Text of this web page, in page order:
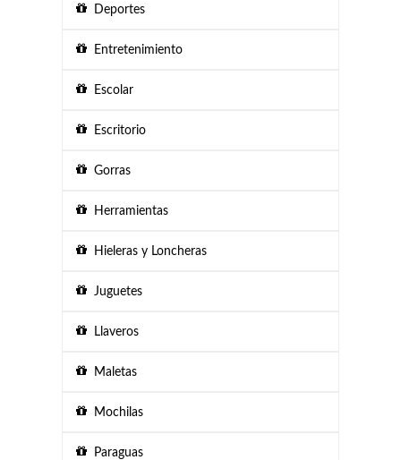
Deportes
Entretenimiento
Escolar
Escritorio
Gorras
Herramientas
Hieleras y Loncheras
Juguetes
Llaveros
Maletas
Mochilas
Paraguas